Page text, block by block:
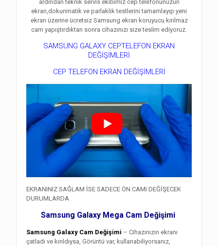
ardından teknik servis ekibimiz cep telefonunuzun
ekran,dokunmatik ve parlaklık testlerini tamamlayıp yeni
ekran üzerine ücretsiz Samsung ekran koruyucu kırılmaz
cam yapıştırdıktan sonra cihazınızı size teslim ediyoruz.
SAMSUNG GALAXY CEPTELEFON EKRAN
DEĞİŞİMLERİ
CEP TELEFON EKRAN DEĞİŞİMLERİ
EKRANINIZ SAĞLAM İSE SADECE ÖN CAMI DEĞİŞECEK
DURUMLARDA
Samsung Galaxy Mega Cam Değişimi
Samsung Galaxy Cam Değişimi – Cihazınızın ekranı
çatladı ve kırıldıysa, Görüntü var, kullanabiliyorsanız,